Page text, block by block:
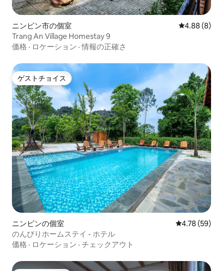
ニンビン市の個室 レビュー8件
4.88 (8)
Trang An Village Homestay 9
価格 · ロケーション ·情報の正確さ
ゲストチョイス
ゲストチョイス
ニンビンの個室 レビュー59
4.78 (59)
のんびりホームステイ - ホテル
価格 · ロケーション · チェックアウト